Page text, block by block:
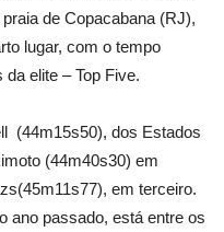
praia de Copacabana (RJ),
lugar, com o tempo
elite – Top Five.
(44m15s50), dos Estados
(44m40s30) em
em terceiro.
ano passado, está entre os